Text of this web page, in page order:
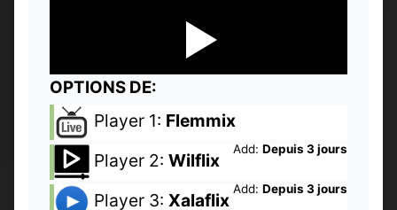
OPTIONS DE:
Player 1: Flemmix
Add: Depuis 3 jours
Player 2: Wilflix
Add: Depuis 3 jours
Player 3: Xalaflix